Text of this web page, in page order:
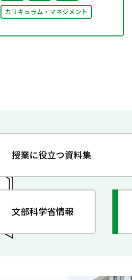
カリキュラム・マネジメント
授業に役立つ資料集
文部科学省情報